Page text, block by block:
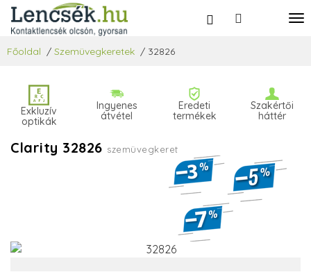
Főoldal / Szemüvegkeretek / 32826
Exkluzív
optikák
Ingyenes
átvétel
Eredeti
termékek
Szakértői
háttér
Clarity 32826 szemüvegkeret